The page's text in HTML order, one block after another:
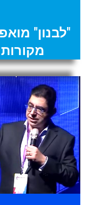
"לבנון"